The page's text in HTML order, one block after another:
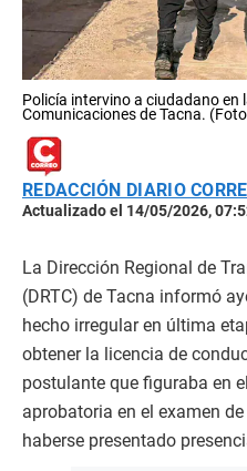
Policía intervino a ciudadano en
Comunicaciones de Tacna.
REDACCIÓN DIARIO
Actualizado el 14/05/2026,
La Dirección Regional de
(DRTC) de Tacna informó
hecho irregular en última
obtener la licencia de
postulante que figuraba en
aprobatoria en el examen
haberse presentado